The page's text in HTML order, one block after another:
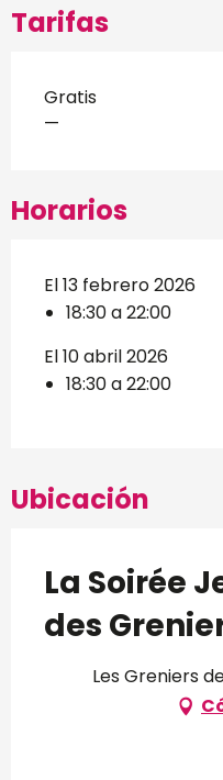
Tarifas
Gratis
—
Horarios
El 13 febrero 2026
18:30 a 22:00
El 10 abril 2026
18:30 a 22:00
Ubicación
La Soirée
des
Les Greniers